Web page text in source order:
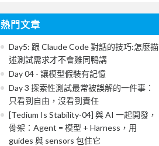
熱門文章
Day5: 跟 Claude Code 對話的技巧:怎麼描
述測試需求才不會雞同鴨講
Day 04 - 讓模型假裝有記憶
Day 3 探索性測試最常被誤解的一件事：
只看到自由，沒看到責任
[Tedium Is Stability-04] 與 AI 一起開發，
骨架：Agent = 模型 + Harness，用
guides 與 sensors 包住它